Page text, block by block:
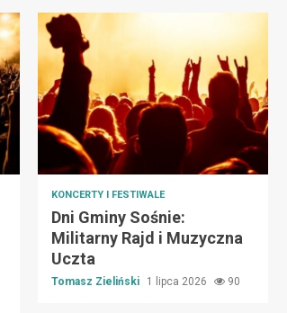
KONCERTY I FESTIWALE
Dni Gminy Sośnie:
Militarny Rajd i Muzyczna
Uczta
Tomasz Zieliński 1 lipca 2026 90